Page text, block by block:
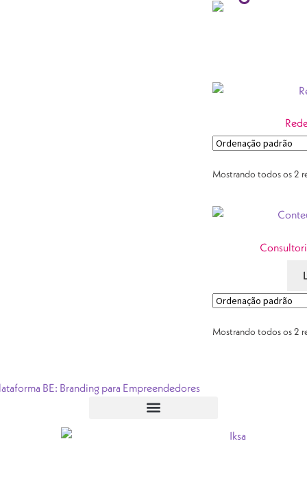
Mostrando todos os 2
Mostrando todos os 2